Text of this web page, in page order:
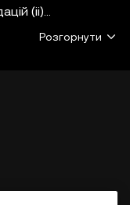
(ii)
до купівлі,
та можуть
підходить вам
податковим/
Розгорнути